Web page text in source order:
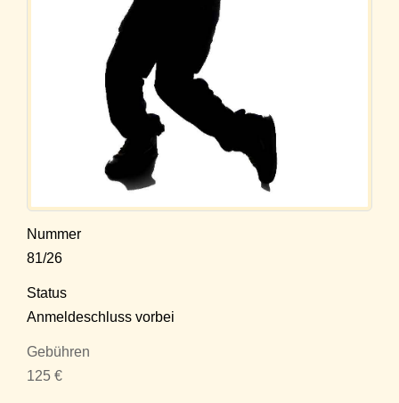
Nummer
81/26
Status
Anmeldeschluss vorbei
Gebühren
125 €